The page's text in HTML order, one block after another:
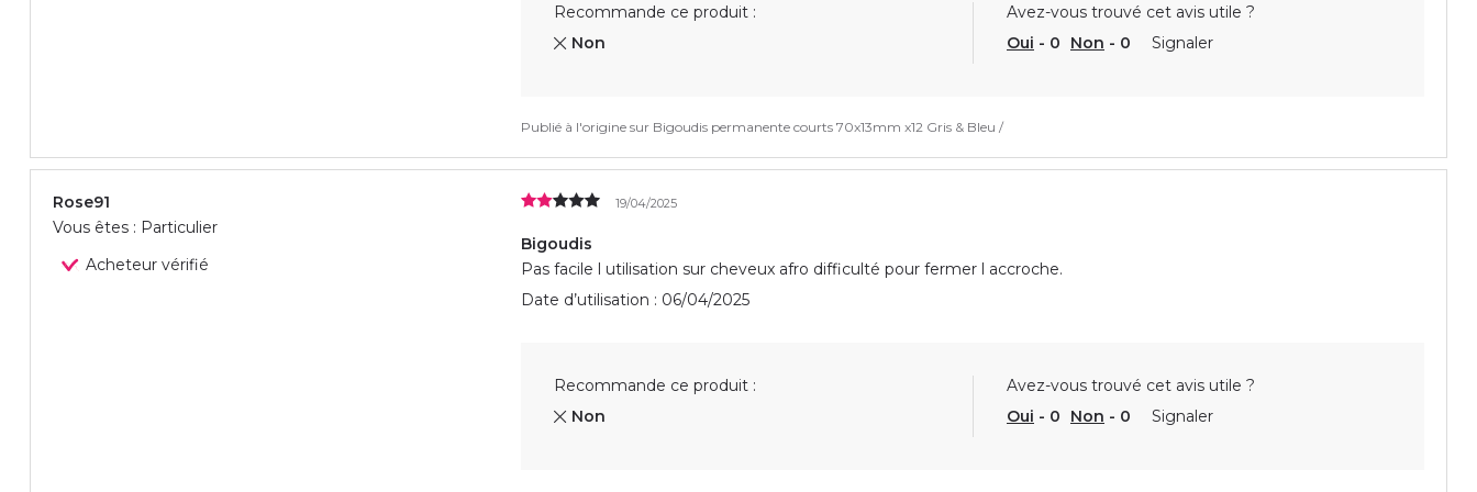
Recommande ce produit :
Non
Avez-vous trouvé cet avis utile ?
Oui - 0 Non - 0 Signaler
Publié à l'origine sur Bigoudis permanente courts 70x13mm x12 Gris & Bleu /
Rose91
Vous êtes : Particulier
Acheteur vérifié
19/04/2025
Bigoudis
Pas facile l utilisation sur cheveux afro difficulté pour fermer l accroche.
Date d’utilisation : 06/04/2025
Recommande ce produit :
Non
Avez-vous trouvé cet avis utile ?
Oui - 0 Non - 0 Signaler